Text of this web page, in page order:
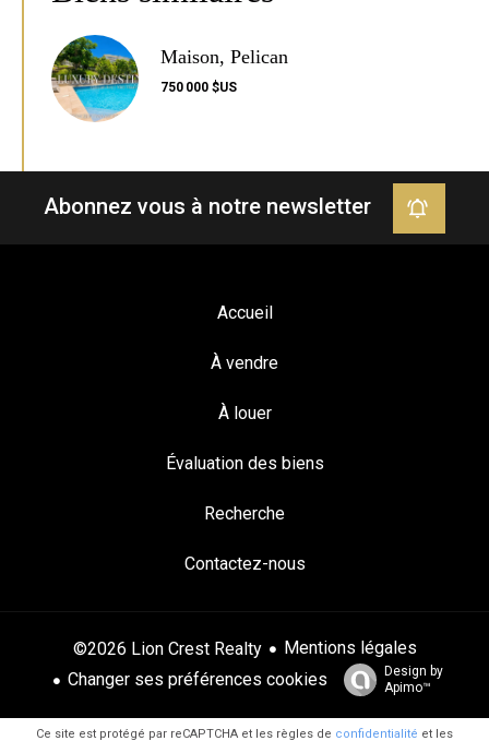
Maison, Pelican
750 000 $US
Abonnez vous à notre newsletter
Accueil
À vendre
À louer
Évaluation des biens
Recherche
Contactez-nous
©2026 Lion Crest Realty
Mentions légales
Changer ses préférences cookies
Design by
Apimo™
Ce site est protégé par reCAPTCHA et les règles de confidentialité et les